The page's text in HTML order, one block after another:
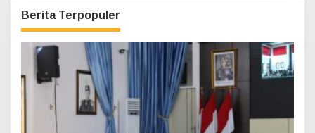
Berita Terpopuler